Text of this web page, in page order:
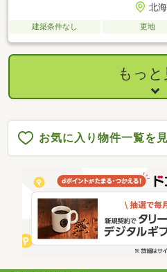
北
建築条件なし 更地
もっと
お気に入り物件一覧を